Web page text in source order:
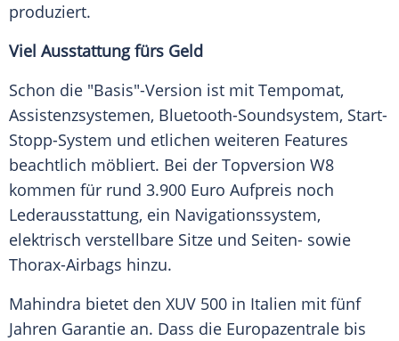
produziert.
Viel Ausstattungfürs Geld
Schon die "Basis"-Version ist mit Tempomat,
Assistenzsystemen, Bluetooth-Soundsystem, Start-
Stopp-System und etlichen weiteren Features
beachtlich möbliert. Bei der Topversion W8
kommen für rund 3.900 Euro Aufpreis noch
Lederausstattung, ein Navigationssystem,
elektrisch verstellbare Sitze und Seiten- sowie
Thorax-Airbags hinzu.
Mahindra bietet den XUV 500 in Italien mit fünf
Jahren Garantie an. Dass die Europazentrale bis